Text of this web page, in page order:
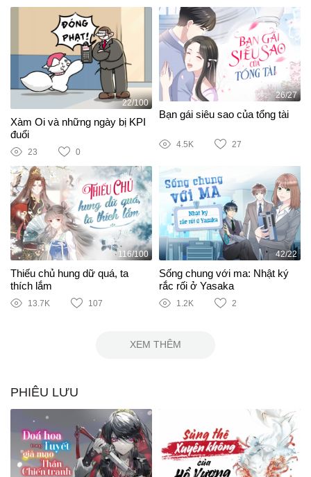
22/100
Xàm Oi và những ngày bị KPI
đuổi
23 0
26/27
Bạn gái siêu sao của tổng tài
4.5K 27
116/100
Thiếu chủ hung dữ quá, ta
thích lắm
13.7K 107
42/22
Sống chung với ma: Nhật ký
rắc rối ở Yasaka
1.2K 2
XEM THÊM
PHIÊU LƯU